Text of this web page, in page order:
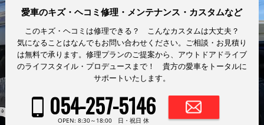
愛車のキズ・ヘコミ修理・メンテナンス・カスタムなど
このキズ・ヘコミは修理できる？ こんなカスタムは大丈夫？
気になることはなんでもお問い合わせください。ご相談・お見積り
は無料で承ります。修理プランのご提案から、アウトドアドライブ
のライフスタイル・プロデュースまで！ 貴方の愛車をトータルに
サポートいたします。
054-257-5146
OPEN: 8:30～18:00 日・祝日 休